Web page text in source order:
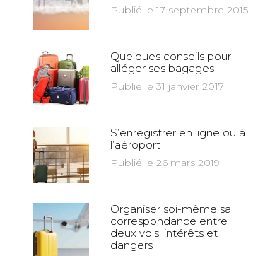
Publié le 17 septembre 2015
Quelques conseils pour
alléger ses bagages
Publié le 31 janvier 2017
S’enregistrer en ligne ou à
l’aéroport
Publié le 26 mars 2019
Organiser soi-même sa
correspondance entre
deux vols, intérêts et
dangers